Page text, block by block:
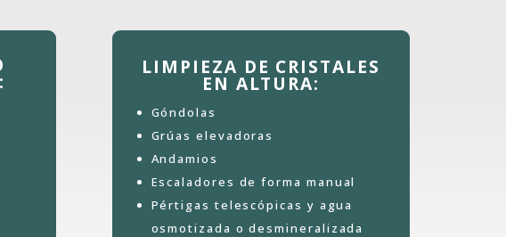
LIMPIEZA DE CRISTALES
EN ALTURA:
Góndolas
Grúas elevadoras
Andamios
Escaladores de forma manual
Pértigas telescópicas y agua
osmotizada o desmineralizada